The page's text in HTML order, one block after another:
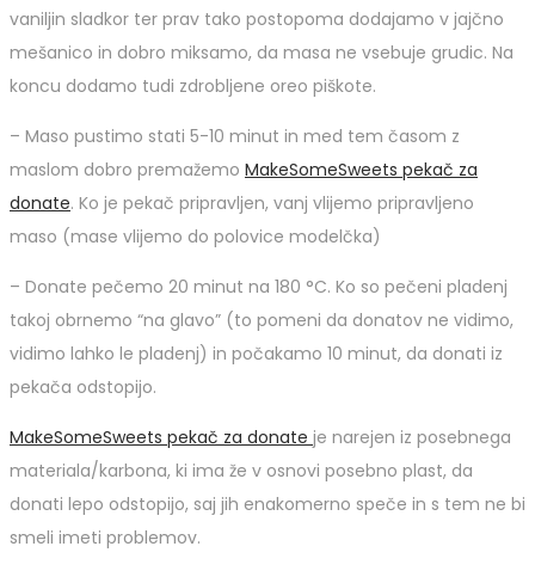
vaniljin sladkor ter prav tako postopoma dodajamo v jajčno
mešanico in dobro miksamo, da masa ne vsebuje grudic. Na
koncu dodamo tudi zdrobljene oreo piškote.
– Maso pustimo stati 5-10 minut in med tem časom z
maslom dobro premažemo MakeSomeSweets pekač za
donate. Ko je pekač pripravljen, vanj vlijemo pripravljeno
maso (mase vlijemo do polovice modelčka)
– Donate pečemo 20 minut na 180 °C. Ko so pečeni pladenj
takoj obrnemo “na glavo” (to pomeni da donatov ne vidimo,
vidimo lahko le pladenj) in počakamo 10 minut, da donati iz
pekača odstopijo.
MakeSomeSweets pekač za donate je narejen iz posebnega
materiala/karbona, ki ima že v osnovi posebno plast, da
donati lepo odstopijo, saj jih enakomerno speče in s tem ne bi
smeli imeti problemov.